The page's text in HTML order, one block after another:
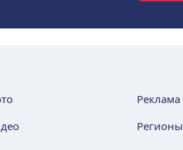
Реклама
Регионы